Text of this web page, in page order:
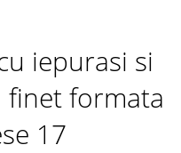
iepurasi si
finet formata
17